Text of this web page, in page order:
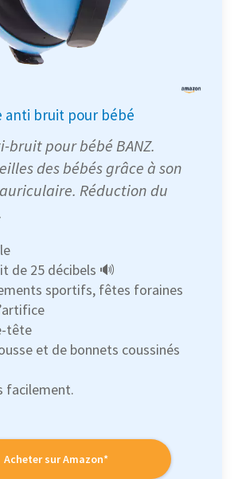
anti bruit pour bébé
bruit pour bébé BANZ.
des bébés grâce à son
Réduction du
de 25 décibels 🔊
sportifs, fêtes foraines
tête
et de bonnets coussinés
facilement.
Acheter sur Amazon*